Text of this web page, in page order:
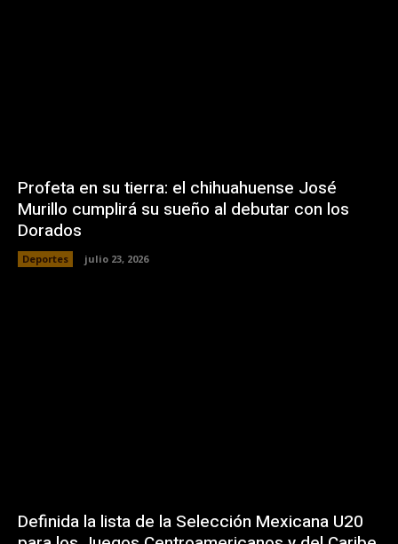
Profeta en su tierra: el chihuahuense José
Murillo cumplirá su sueño al debutar con los
Dorados
Deportes julio 23, 2026
Definida la lista de la Selección Mexicana U20